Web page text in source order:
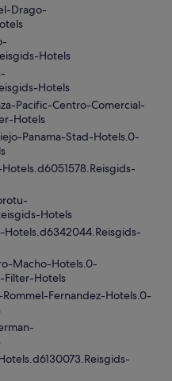
Drago-
Hotels
Hotels
Pacific-Centro-Comercial-
Hotels
Panama-Stad-Hotels.0-
Hotels
Macho-Hotels.0-
Filter-Hotels
Fernandez-Hotels.0-